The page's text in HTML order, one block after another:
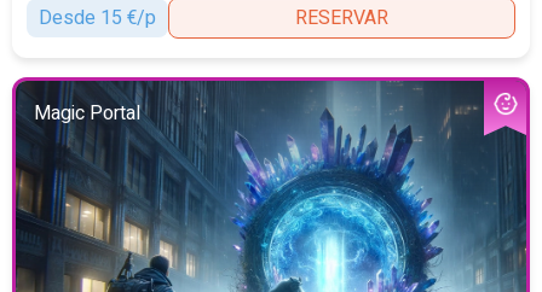
Desde 15 €/p
RESERVAR
Magic Portal